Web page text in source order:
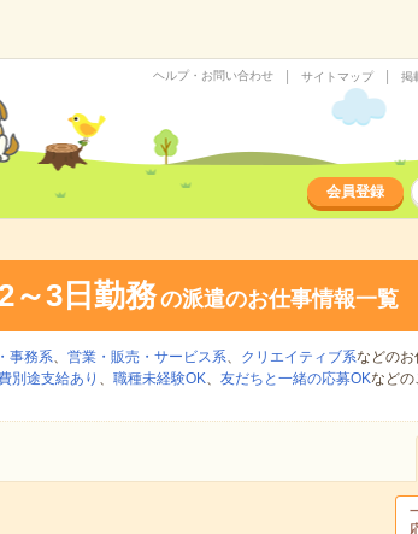
ヘルプ・お問い合わせ サイトマップ 掲
会員登録
～3日勤務の派遣のお仕事情報一覧
事務系、 営業・販売・サービス系、 クリエイティブ系などのお
別途支給あり 、 職種未経験OK、 友だちと一緒の応募OKなどの